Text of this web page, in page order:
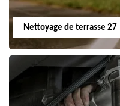
Nettoyage de terrasse 27